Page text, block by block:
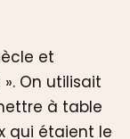
et
On utilisait
à table
qui étaient le